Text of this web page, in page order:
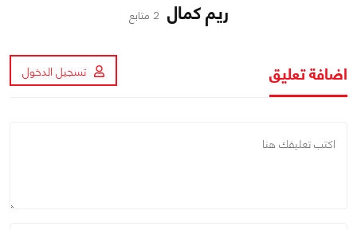
ريم كمال 2 متابع
اضافة تعليق تسجيل الدخول